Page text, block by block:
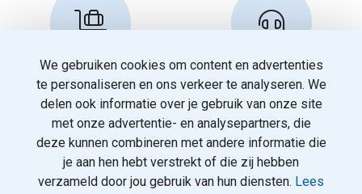
Reserveren en info
info@travelnoord.nl
Klantenservice
088 - 058 05 00
We gebruiken cookies om content en advertenties
te personaliseren en ons verkeer te analyseren. We
delen ook informatie over je gebruik van onze site
met onze advertentie- en analysepartners, die
deze kunnen combineren met andere informatie die
je aan hen hebt verstrekt of die zij hebben
verzameld door jou gebruik van hun diensten. Lees